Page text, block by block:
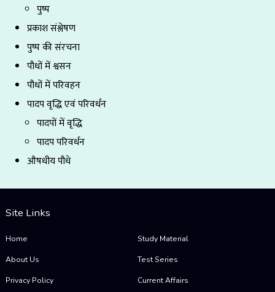
पुष्प
प्रकाश संश्लेषण
पुष्प की संरचना
पौधों में श्वसन
पौधों में परिवहन
पादप वृद्धि एवं परिवर्धन
पादपों में वृद्धि
पादप परिवर्धन
औषधीय पौधे
Site Links
Home
About Us
Privacy Policy
Study Material
Test Series
Current Affairs